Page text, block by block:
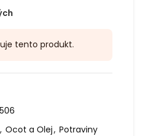
tento produkt.
, Ocot a Olej, Potraviny